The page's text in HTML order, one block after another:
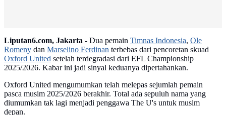
Liputan6.com, Jakarta - Dua pemain Timnas Indonesia, Ole
Romeny dan Marselino Ferdinan terbebas dari pencoretan skuad
Oxford United setelah terdegradasi dari EFL Championship
2025/2026. Kabar ini jadi sinyal keduanya dipertahankan.
Oxford United mengumumkan telah melepas sejumlah pemain
pasca musim 2025/2026 berakhir. Total ada sepuluh nama yang
diumumkan tak lagi menjadi penggawa The U's untuk musim
depan.